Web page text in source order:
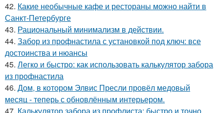
42. Какие необычные кафе и рестораны можно найти в
Санкт-Петербурге
43. Рациональный минимализм в действии.
44. Забор из профнастила с установкой под ключ: все
достоинства и нюансы
45. Легко и быстро: как использовать калькулятор забора
из профнастила
46. Дом, в котором Элвис Пресли провёл медовый
месяц - теперь с обновлённым интерьером.
47. Калькулятор забора из профлиста: быстро и точно